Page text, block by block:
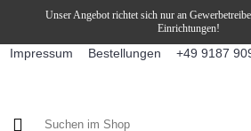
Unser Angebot richtet sich nur an
Einrichtungen!
Impressum Bestellungen +49 9187